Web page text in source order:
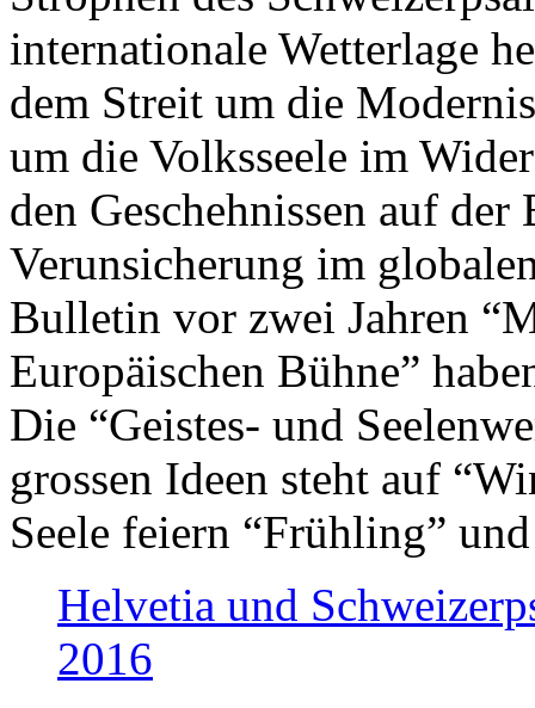
internationale Wetterlage
dem Streit um die
um die Volksseele im
den Geschehnissen auf
Verunsicherung im
Bulletin vor zwei Jahren
Europäischen Bühne”
Die “Geistes- und
grossen Ideen steht auf
Seele feiern “Frühling”
Helvetia und
2016